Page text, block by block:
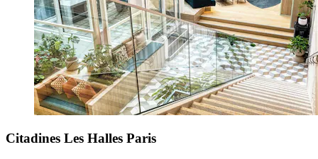
Citadines Les Halles Paris